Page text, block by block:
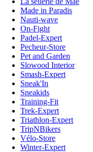
Made in Paradis
Nauti-wave
On-Fight
Padel-Expert
Pecheur-Store
Pet and Garden
Slowood Interior
Smash-Expert
Sneak'In
Sneakids
Training-Fit
Trek-Expert
Triathlon-Expert
TripNBikers
Vélo-Store
Winter-Expert